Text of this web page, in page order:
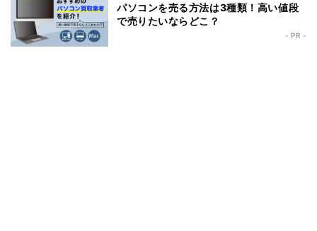
パソコンを売る方法は3種類！高い値段
で売りたいならどこ？
- PR -